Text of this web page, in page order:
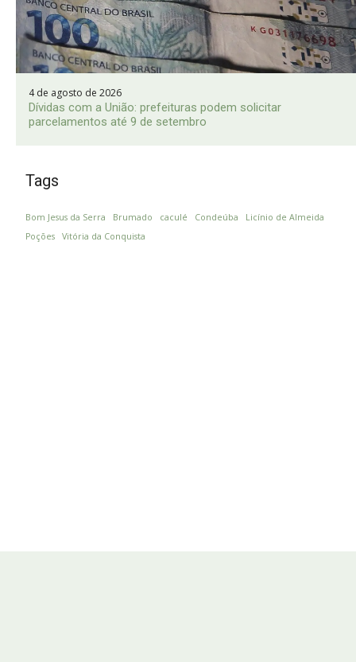
4 de agosto de 2026
Dívidas com a União: prefeituras podem solicitar
parcelamentos até 9 de setembro
Tags
Bom Jesus da Serra Brumado caculé Condeúba
Licínio de Almeida
Poções
Vitória da Conquista